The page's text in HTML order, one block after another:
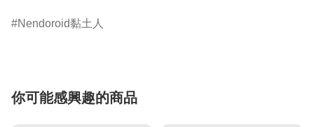
Nendoroid黏土人
你可能感興趣的商品